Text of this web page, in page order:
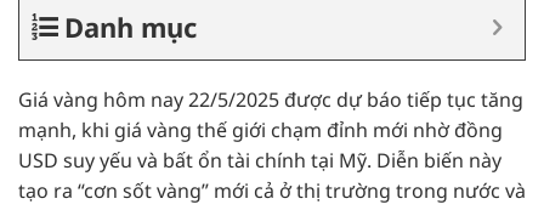
Danh mục
Giá vàng hôm nay 22/5/2025 được dự báo tiếp tục tăng
mạnh, khi giá vàng thế giới chạm đỉnh mới nhờ đồng
USD suy yếu và bất ổn tài chính tại Mỹ. Diễn biến này
tạo ra “cơn sốt vàng” mới cả ở thị trường trong nước và